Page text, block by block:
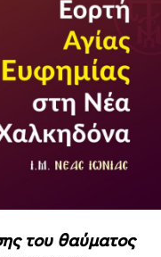
του θαύματος